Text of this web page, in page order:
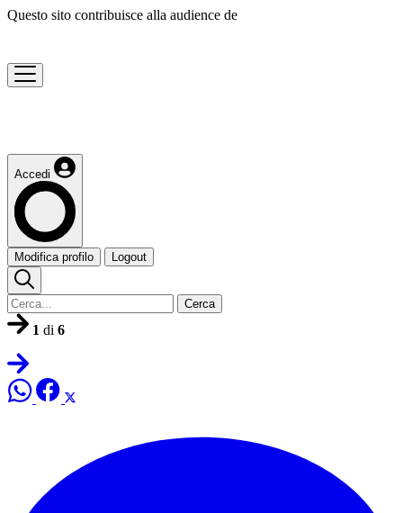
Questo sito contribuisce alla audience de
Accedi
Modifica profilo Logout
Cerca
1 di 6